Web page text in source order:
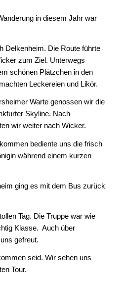
in diesem Jahr war
Delkenheim. Die Route führte
zum Ziel. Unterwegs
schönen Plätzchen in den
Leckereien und Likör.
Warte genossen wir die
Skyline. Nach
wir weiter nach Wicker.
bediente uns die frisch
während einem kurzen
ging es mit dem Bus zurück
Tag. Die Truppe war wie
Klasse. Auch über
gefreut.
seid. Wir sehen uns
Tour.